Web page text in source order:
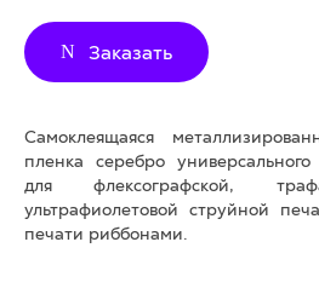
Заказать
Самоклеящаяся
пленка серебро
для флексографской,
ультрафиолетовой струйной
печати риббонами.